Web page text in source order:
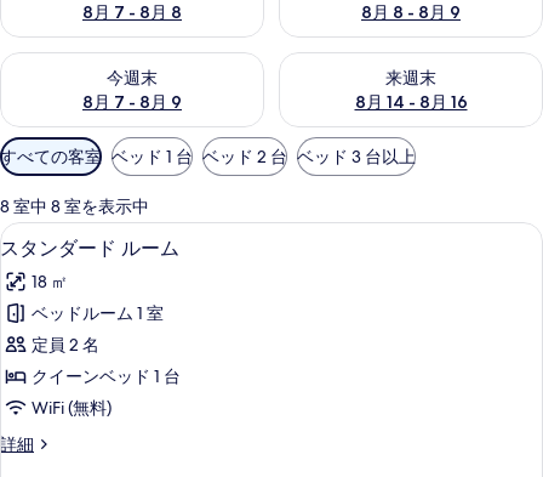
8月 7 - 8月 8
8月 8 - 8月 9
今週末
8月 7 - 8月 9
今週末 8月 7 - 8月 9 の空室状況をチェック
来週末
8月 14 - 8月 16
来週末 8月 14 - 8月 16 の空室
利
用
可
能
な
客
室
の
り
込
み
すべての客室 ベッド 1 台 ベッド 2 台 ベッド 3 台以上
8 室中 8 室を表示中
ス
タ
ン
ダ
ー
ド
ル
ー
セーフティボックス (室内)、ノート
8
スタンダード ルーム
18 ㎡
ベッドルーム 1 室
定員 2 名
クイーンベッド 1 台
WiFi (無料)
詳細
ス